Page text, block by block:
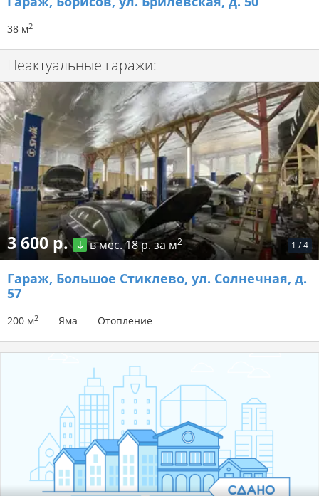
38 м2
Неактуальные гаражи:
1 /4
3 600 р. в мес.18 р. за м2
Гараж, Большое Стиклево, ул. Солнечная, д.
57
200 м2 Яма Отопление